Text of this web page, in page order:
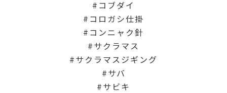
コブダイ
コロガシ仕掛
コンニャク針
サクラマス
サクラマスジギング
サバ
サビキ